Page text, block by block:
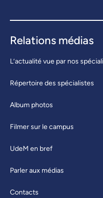
Relations médias
L’actualité vue par nos
Répertoire des spécialistes
Album photos
Filmer sur le campus
UdeM en bref
Parler aux médias
Contacts